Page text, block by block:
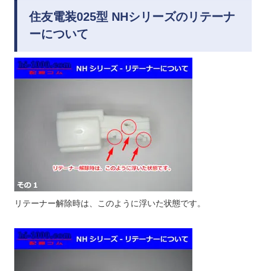
住友電装025型 NHシリーズのリテーナ
ーについて
リテーナー解除時は、このように浮いた状態です。